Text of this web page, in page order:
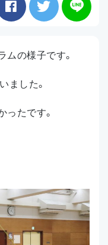
の様子です。
ました。
たです。